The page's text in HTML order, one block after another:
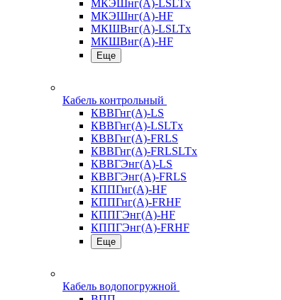
МКЭШнг(А)-LSLTx
МКЭШнг(А)-HF
МКШВнг(A)-LSLTx
МКШВнг(А)-HF
Еще
Кабель контрольный
КВВГнг(А)-LS
КВВГнг(А)-LSLTx
КВВГнг(А)-FRLS
КВВГнг(А)-FRLSLTx
КВВГЭнг(А)-LS
КВВГЭнг(А)-FRLS
КППГнг(А)-HF
КППГнг(А)-FRHF
КППГЭнг(А)-HF
КППГЭнг(А)-FRHF
Еще
Кабель водопогружной